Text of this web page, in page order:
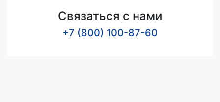
Связаться с нами
+7 (800) 100-87-60